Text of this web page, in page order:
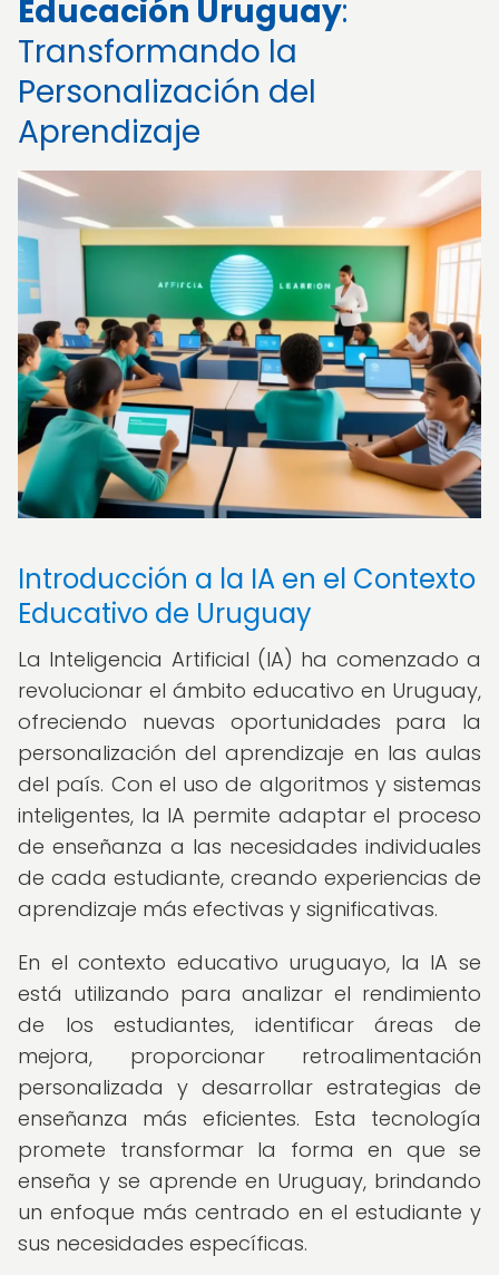
Educación Uruguay:
Transformando la
Personalización del
Aprendizaje
Introducción a la IA en el Contexto
Educativo de Uruguay
La Inteligencia Artificial (IA) ha comenzado a
revolucionar el ámbito educativo en Uruguay,
ofreciendo nuevas oportunidades para la
personalización del aprendizaje en las aulas
del país. Con el uso de algoritmos y sistemas
inteligentes, la IA permite adaptar el proceso
de enseñanza a las necesidades individuales
de cada estudiante, creando experiencias de
aprendizaje más efectivas y significativas.
En el contexto educativo uruguayo, la IA se
está utilizando para analizar el rendimiento
de los estudiantes, identificar áreas de
mejora, proporcionar retroalimentación
personalizada y desarrollar estrategias de
enseñanza más eficientes. Esta tecnología
promete transformar la forma en que se
enseña y se aprende en Uruguay, brindando
un enfoque más centrado en el estudiante y
sus necesidades específicas.